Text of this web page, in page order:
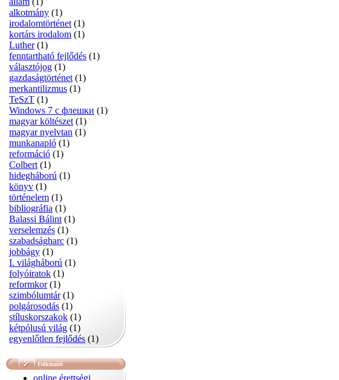
alkotmány (1)
irodalomtörténet (1)
kortárs irodalom (1)
Luther(1)
fenntartható fejlődés (1)
választójog (1)
gazdaságtörténet (1)
merkantilizmus (1)
TeSzT (1)
Windows 7 с флешки (1)
magyar költészet (1)
magyar nyelvtan (1)
munkanapló (1)
reformáció (1)
Colbert (1)
hidegháború (1)
könyv (1)
történelem (1)
bibliográfia (1)
Balassi Bálint (1)
verselemzés (1)
szabadságharc (1)
jobbágy (1)
I. világháború (1)
folyóiratok (1)
reformkor(1)
szimbólumtár(1)
polgárosodás (1)
stíluskorszakok (1)
kétpólusú világ (1)
egyenlőtlen fejlődés (1)
Felkészítő
online érettségi